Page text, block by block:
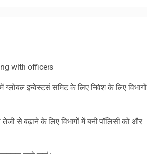
with officers
इन्वेस्टर्स समिट के लिए निवेश के लिए विभागों
से बढ़ाने के लिए विभागों में बनी पॉलिसी को और